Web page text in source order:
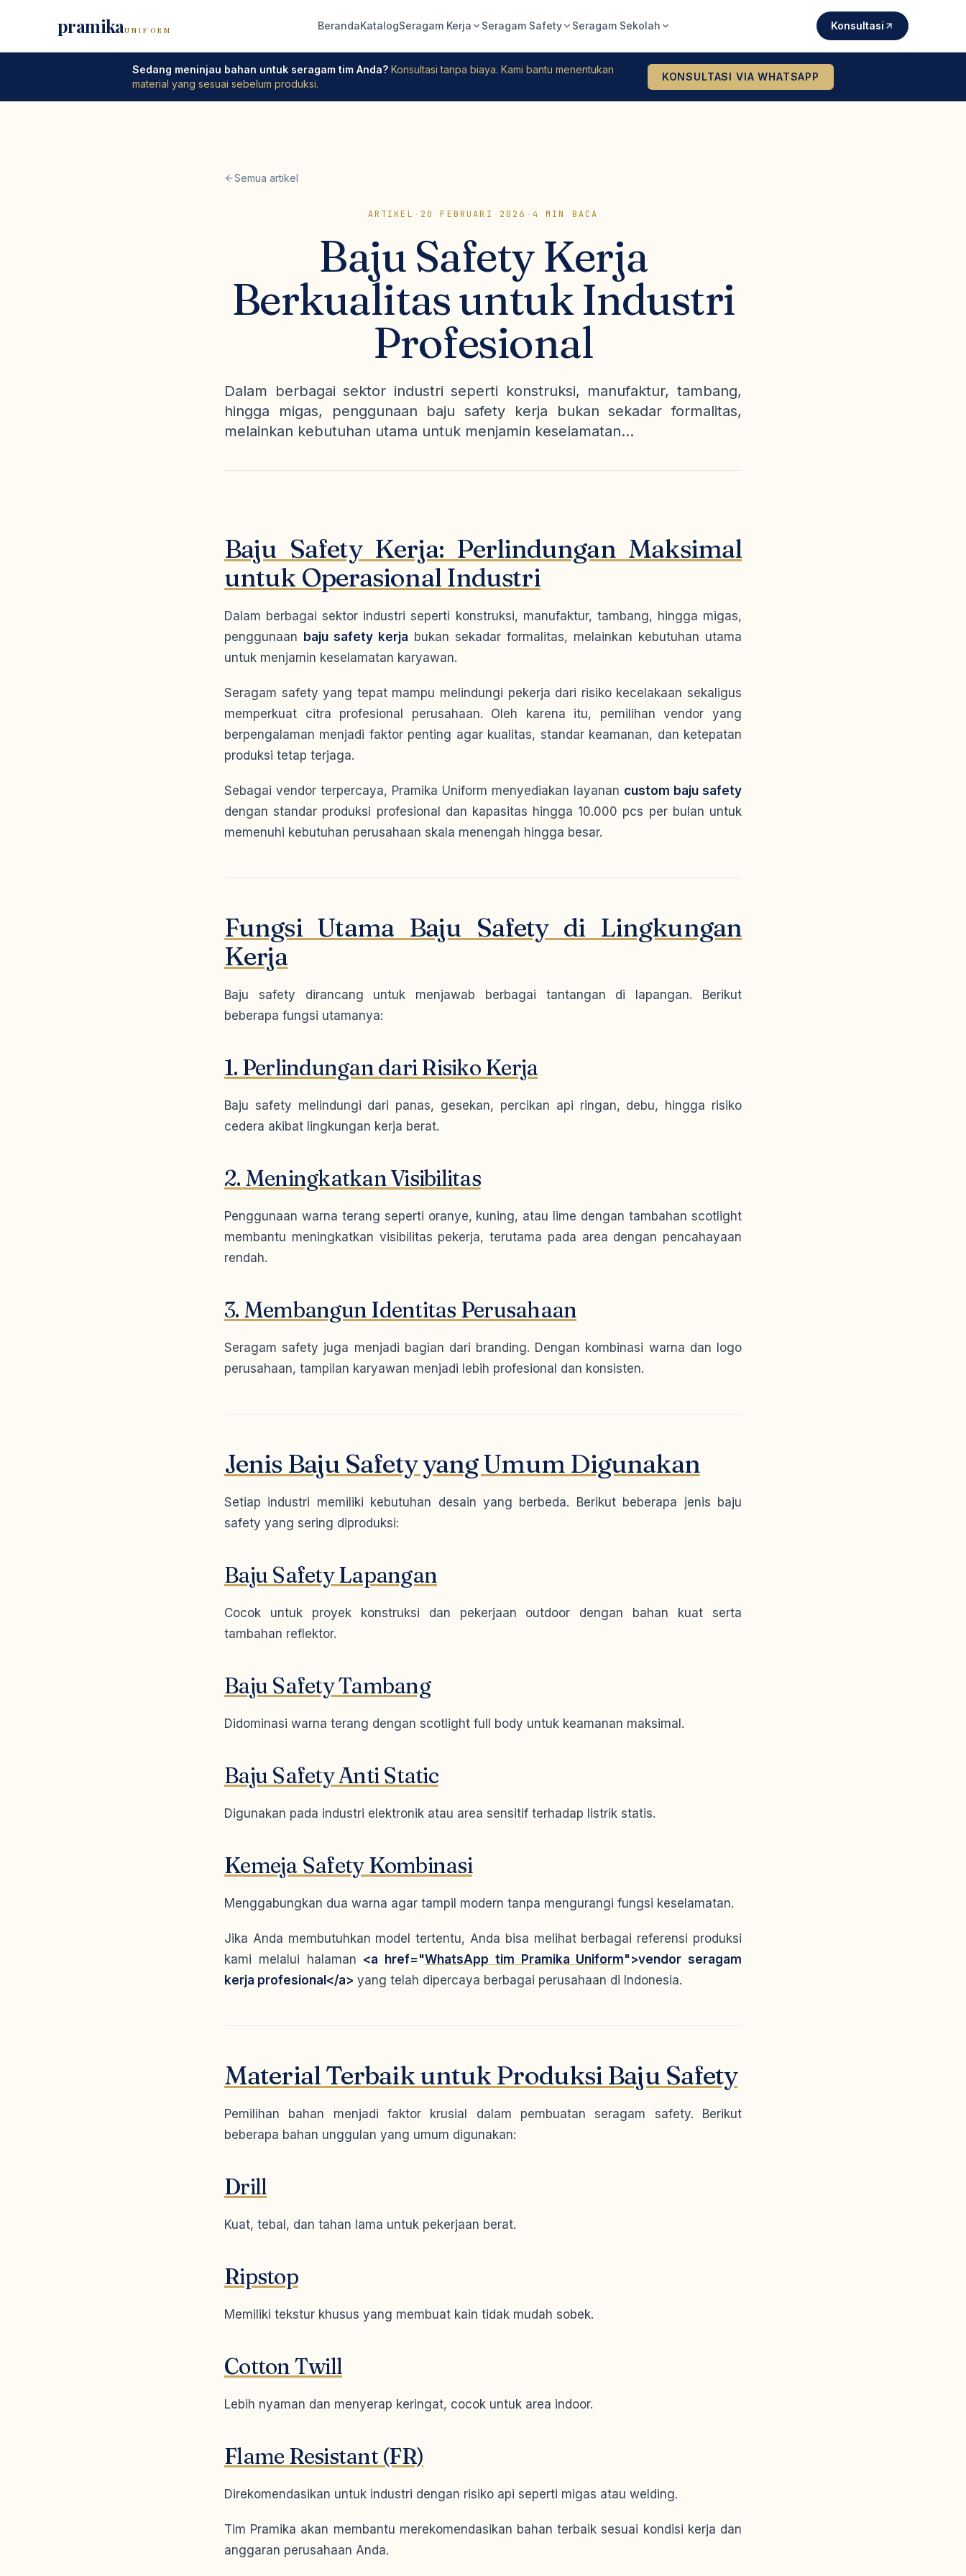
pramikaUNIFORM BerandaKatalogSeragam Kerja Seragam Safety Seragam Sekolah Konsultasi
Sedang meninjau bahan untuk seragam tim Anda? Konsultasi tanpa biaya. Kami bantu menentukan
material yang sesuai sebelum produksi.
KONSULTASI VIA WHATSAPP
Semua artikel
ARTIKEL · 20 FEBRUARI 2026 · 4 MIN BACA
Baju Safety Kerja
Berkualitas untuk Industri
Profesional
Dalam berbagai sektor industri seperti konstruksi, manufaktur, tambang,
hingga migas, penggunaan baju safety kerja bukan sekadar formalitas,
melainkan kebutuhan utama untuk menjamin keselamatan...
Baju Safety Kerja: Perlindungan Maksimal
untuk Operasional Industri
Dalam berbagai sektor industri seperti konstruksi, manufaktur, tambang, hingga migas,
penggunaan baju safety kerja bukan sekadar formalitas, melainkan kebutuhan utama
untuk menjamin keselamatan karyawan.
Seragam safety yang tepat mampu melindungi pekerja dari risiko kecelakaan sekaligus
memperkuat citra profesional perusahaan. Oleh karena itu, pemilihan vendor yang
berpengalaman menjadi faktor penting agar kualitas, standar keamanan, dan ketepatan
produksi tetap terjaga.
Sebagai vendor terpercaya, Pramika Uniform menyediakan layanan custom baju safety
dengan standar produksi profesional dan kapasitas hingga 10.000 pcs per bulan untuk
memenuhi kebutuhan perusahaan skala menengah hingga besar.
Fungsi Utama Baju Safety di Lingkungan
Kerja
Baju safety dirancang untuk menjawab berbagai tantangan di lapangan. Berikut
beberapa fungsi utamanya:
1. Perlindungan dari Risiko Kerja
Baju safety melindungi dari panas, gesekan, percikan api ringan, debu, hingga risiko
cedera akibat lingkungan kerja berat.
2. Meningkatkan Visibilitas
Penggunaan warna terang seperti oranye, kuning, atau lime dengan tambahan scotlight
membantu meningkatkan visibilitas pekerja, terutama pada area dengan pencahayaan
rendah.
3. Membangun Identitas Perusahaan
Seragam safety juga menjadi bagian dari branding. Dengan kombinasi warna dan logo
perusahaan, tampilan karyawan menjadi lebih profesional dan konsisten.
Jenis Baju Safety yang Umum Digunakan
Setiap industri memiliki kebutuhan desain yang berbeda. Berikut beberapa jenis baju
safety yang sering diproduksi:
Baju Safety Lapangan
Cocok untuk proyek konstruksi dan pekerjaan outdoor dengan bahan kuat serta
tambahan reflektor.
Baju Safety Tambang
Didominasi warna terang dengan scotlight full body untuk keamanan maksimal.
Baju Safety Anti Static
Digunakan pada industri elektronik atau area sensitif terhadap listrik statis.
Kemeja Safety Kombinasi
Menggabungkan dua warna agar tampil modern tanpa mengurangi fungsi keselamatan.
Jika Anda membutuhkan model tertentu, Anda bisa melihat berbagai referensi produksi
kami melalui halaman <a href="WhatsApp tim Pramika Uniform">vendor seragam
kerja profesional</a> yang telah dipercaya berbagai perusahaan di Indonesia.
Material Terbaik untuk Produksi Baju Safety
Pemilihan bahan menjadi faktor krusial dalam pembuatan seragam safety. Berikut
beberapa bahan unggulan yang umum digunakan:
Drill
Kuat, tebal, dan tahan lama untuk pekerjaan berat.
Ripstop
Memiliki tekstur khusus yang membuat kain tidak mudah sobek.
Cotton Twill
Lebih nyaman dan menyerap keringat, cocok untuk area indoor.
Flame Resistant (FR)
Direkomendasikan untuk industri dengan risiko api seperti migas atau welding.
Tim Pramika akan membantu merekomendasikan bahan terbaik sesuai kondisi kerja dan
anggaran perusahaan Anda.